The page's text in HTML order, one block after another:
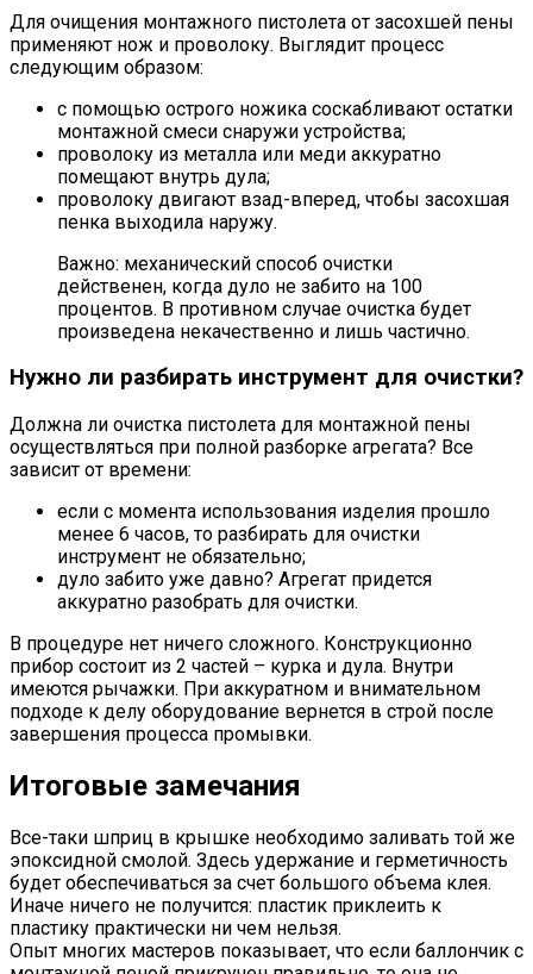
Для очищения монтажного пистолета от засохшей пены
применяют нож и проволоку. Выглядит процесс
следующим образом:
с помощью острого ножика соскабливают остатки
монтажной смеси снаружи устройства;
проволоку из металла или меди аккуратно
помещают внутрь дула;
проволоку двигают взад-вперед, чтобы засохшая
пенка выходила наружу.
Важно: механический способ очистки
действенен, когда дуло не забито на 100
процентов. В противном случае очистка будет
произведена некачественно и лишь частично.
Нужно ли разбирать инструмент для очистки?
Должна ли очистка пистолета для монтажной пены
осуществляться при полной разборке агрегата? Все
зависит от времени:
если с момента использования изделия прошло
менее 6 часов, то разбирать для очистки
инструмент не обязательно;
дуло забито уже давно? Агрегат придется
аккуратно разобрать для очистки.
В процедуре нет ничего сложного. Конструкционно
прибор состоит из 2 частей – курка и дула. Внутри
имеются рычажки. При аккуратном и внимательном
подходе к делу оборудование вернется в строй после
завершения процесса промывки.
Итоговые замечания
Все-таки шприц в крышке необходимо заливать той же
эпоксидной смолой. Здесь удержание и герметичность
будет обеспечиваться за счет большого объема клея.
Иначе ничего не получится: пластик приклеить к
пластику практически ни чем нельзя.
Опыт многих мастеров показывает, что если баллончик с